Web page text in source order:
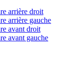
arrière droit
arrière gauche
avant droit
avant gauche